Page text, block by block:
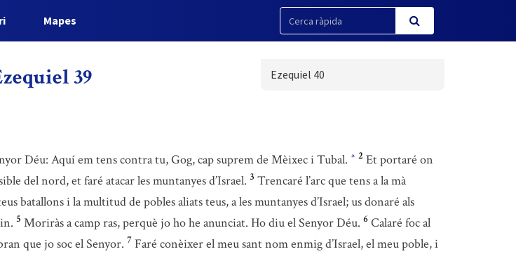
Mapes
39 Ezequiel 40
Déu: Aquí em tens contra tu, Gog, cap suprem de Mèixec i Tubal. * 2 Et portaré on
del nord, et faré atacar les muntanyes d’Israel. 3 Trencaré l’arc que tens a la mà
batallons i la multitud de pobles aliats teus, a les muntanyes d’Israel; us donaré als
5 Moriràs a camp ras, perquè jo ho he anunciat. Ho diu el Senyor Déu. 6 Calaré foc al
que jo soc el Senyor. 7 Faré conèixer el meu sant nom enmig d’Israel, el meu poble, i